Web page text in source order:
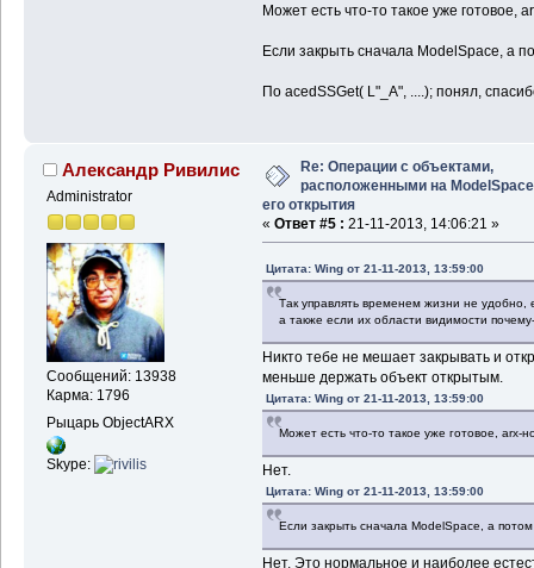
Может есть что-то такое уже готовое,
Если закрыть сначала ModelSpace, а
По acedSSGet( L"_A", ....); понял,
Александр Ривилис
Administrator
Сообщений: 13938
Карма: 1796
Рыцарь ObjectARX
Skype:
Re: Операции с объектами,
расположенными на
его открытия
« Ответ #5 : 21-11-2013, 14:06:21 »
Цитата: Wing от 21-11-2013, 13:59:00
Так управлять временем жизни не удобно,
а также если их области видимости
Никто тебе не мешает закрывать и
меньше держать объект открытым.
Цитата: Wing от 21-11-2013, 13:59:00
Может есть что-то такое уже готовое, arx-
Нет.
Цитата: Wing от 21-11-2013, 13:59:00
Если закрыть сначала ModelSpace, а
Нет. Это нормальное и наиболее